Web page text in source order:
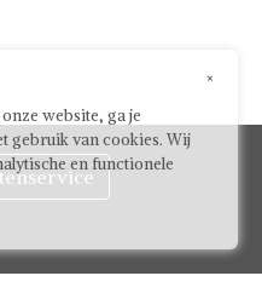
×
website, ga je
gebruik van cookies. Wij
en functionele